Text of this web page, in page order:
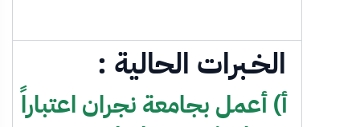
الخـبرات الحالية :
أ) أعمل بجامعة نجران اعتباراً